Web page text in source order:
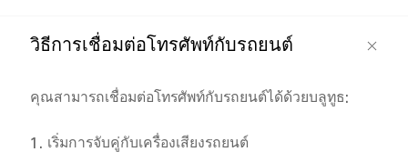
วิธีการเชื่อมต่อโทรศัพท์กับรถยนต์
คุณสามารถเชื่อมต่อโทรศัพท์กับรถยนต์ได้ด้วยบลูทูธ:
1. เริ่มการจับคู่กับเครื่องเสียงรถยนต์